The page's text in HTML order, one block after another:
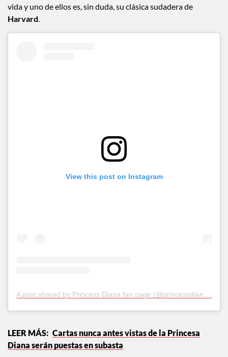
una referencia para describir nuestros diferentes moods de
vida y uno de ellos es, sin duda, su clásica sudadera de
Cartas nunca antes vistas de la Princesa